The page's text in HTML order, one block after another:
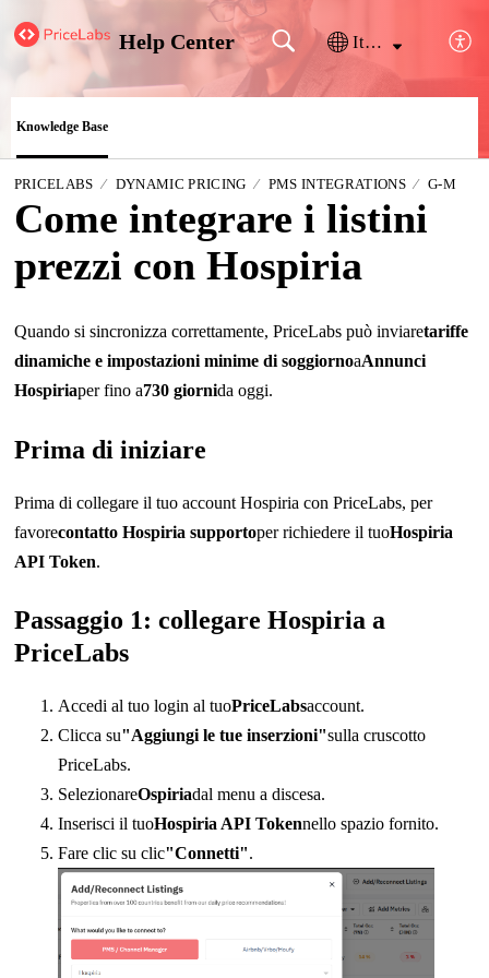
Help Center Italiano
Knowledge Base
PRICELABS DYNAMIC PRICING PMS INTEGRATIONS G-M
Come integrare i listini
prezzi con Hospiria
Quando si sincronizza correttamente, PriceLabs può inviaretariffe
dinamiche e impostazioni minime di soggiornoaAnnunci
Hospiriaper fino a730 giornida oggi.
Prima di iniziare
Prima di collegare il tuo account Hospiria con PriceLabs, per
favorecontatto Hospiria supportoper richiedere il tuoHospiria
API Token.
Passaggio 1: collegare Hospiria a
PriceLabs
Accedi al tuo login al tuoPriceLabsaccount.
Clicca su"Aggiungi le tue inserzioni"sulla cruscotto
PriceLabs.
SelezionareOspiriadal menu a discesa.
Inserisci il tuoHospiria API Tokennello spazio fornito.
Fare clic su clic"Connetti".